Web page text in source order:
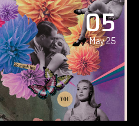
05
May 25